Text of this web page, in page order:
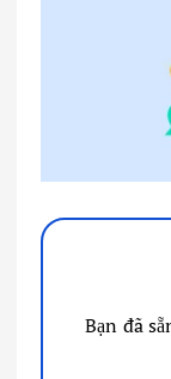
Bạn đã